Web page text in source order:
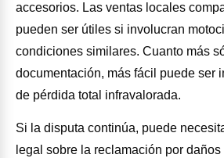
accesorios. Las ventas locales
pueden ser útiles si involucran
condiciones similares. Cuanto más
documentación, más fácil puede ser
de pérdida total infravalorada.
Si la disputa continúa, puede
legal sobre la reclamación por